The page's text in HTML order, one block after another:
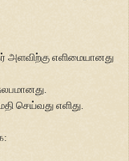
அளவிற்கு எளிமையானது
செய்வது எளிது.